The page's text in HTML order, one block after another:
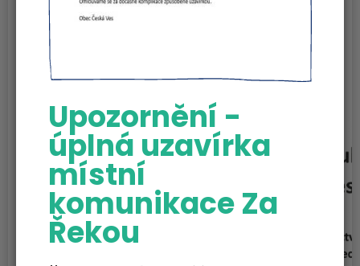
kulturní akce v obci
Česká Ves
Upozornění -
úplná uzavírka
místní
komunikace Za
Řekou